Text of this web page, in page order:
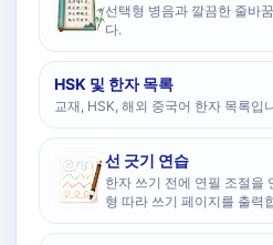
선택형 병음과 깔끔한 줄바
다.
HSK 및 한자 목록
교재, HSK, 해외 중국어 한자 목록입
선 긋기 연습
한자 쓰기 전에 연필 조절을
형 따라 쓰기 페이지를 출력